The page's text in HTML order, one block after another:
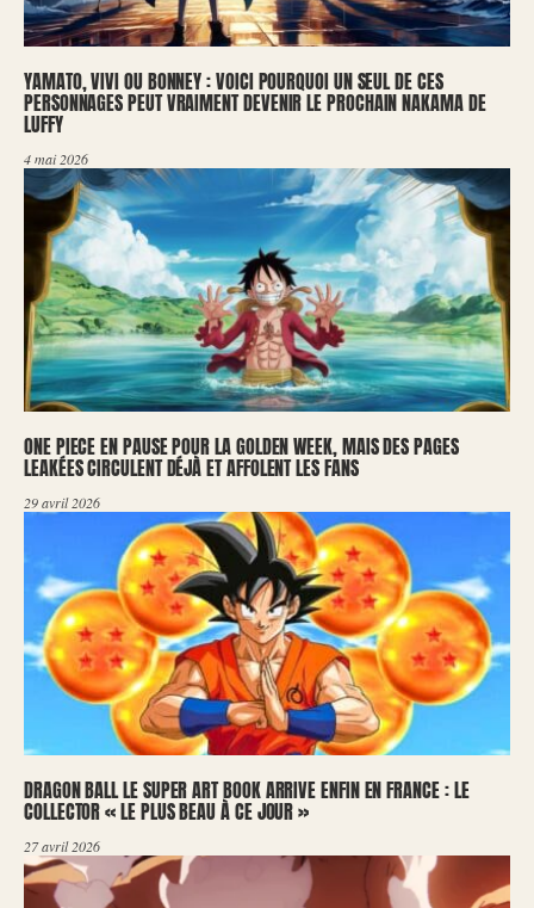
YAMATO, VIVI OU BONNEY : VOICI POURQUOI UN SEUL DE CES
PERSONNAGES PEUT VRAIMENT DEVENIR LE PROCHAIN NAKAMA DE
LUFFY
4 mai 2026
ONE PIECE EN PAUSE POUR LA GOLDEN WEEK, MAIS DES PAGES
LEAKÉES CIRCULENT DÉJÀ ET AFFOLENT LES FANS
29 avril 2026
DRAGON BALL LE SUPER ART BOOK ARRIVE ENFIN EN FRANCE : LE
COLLECTOR « LE PLUS BEAU À CE JOUR »
27 avril 2026